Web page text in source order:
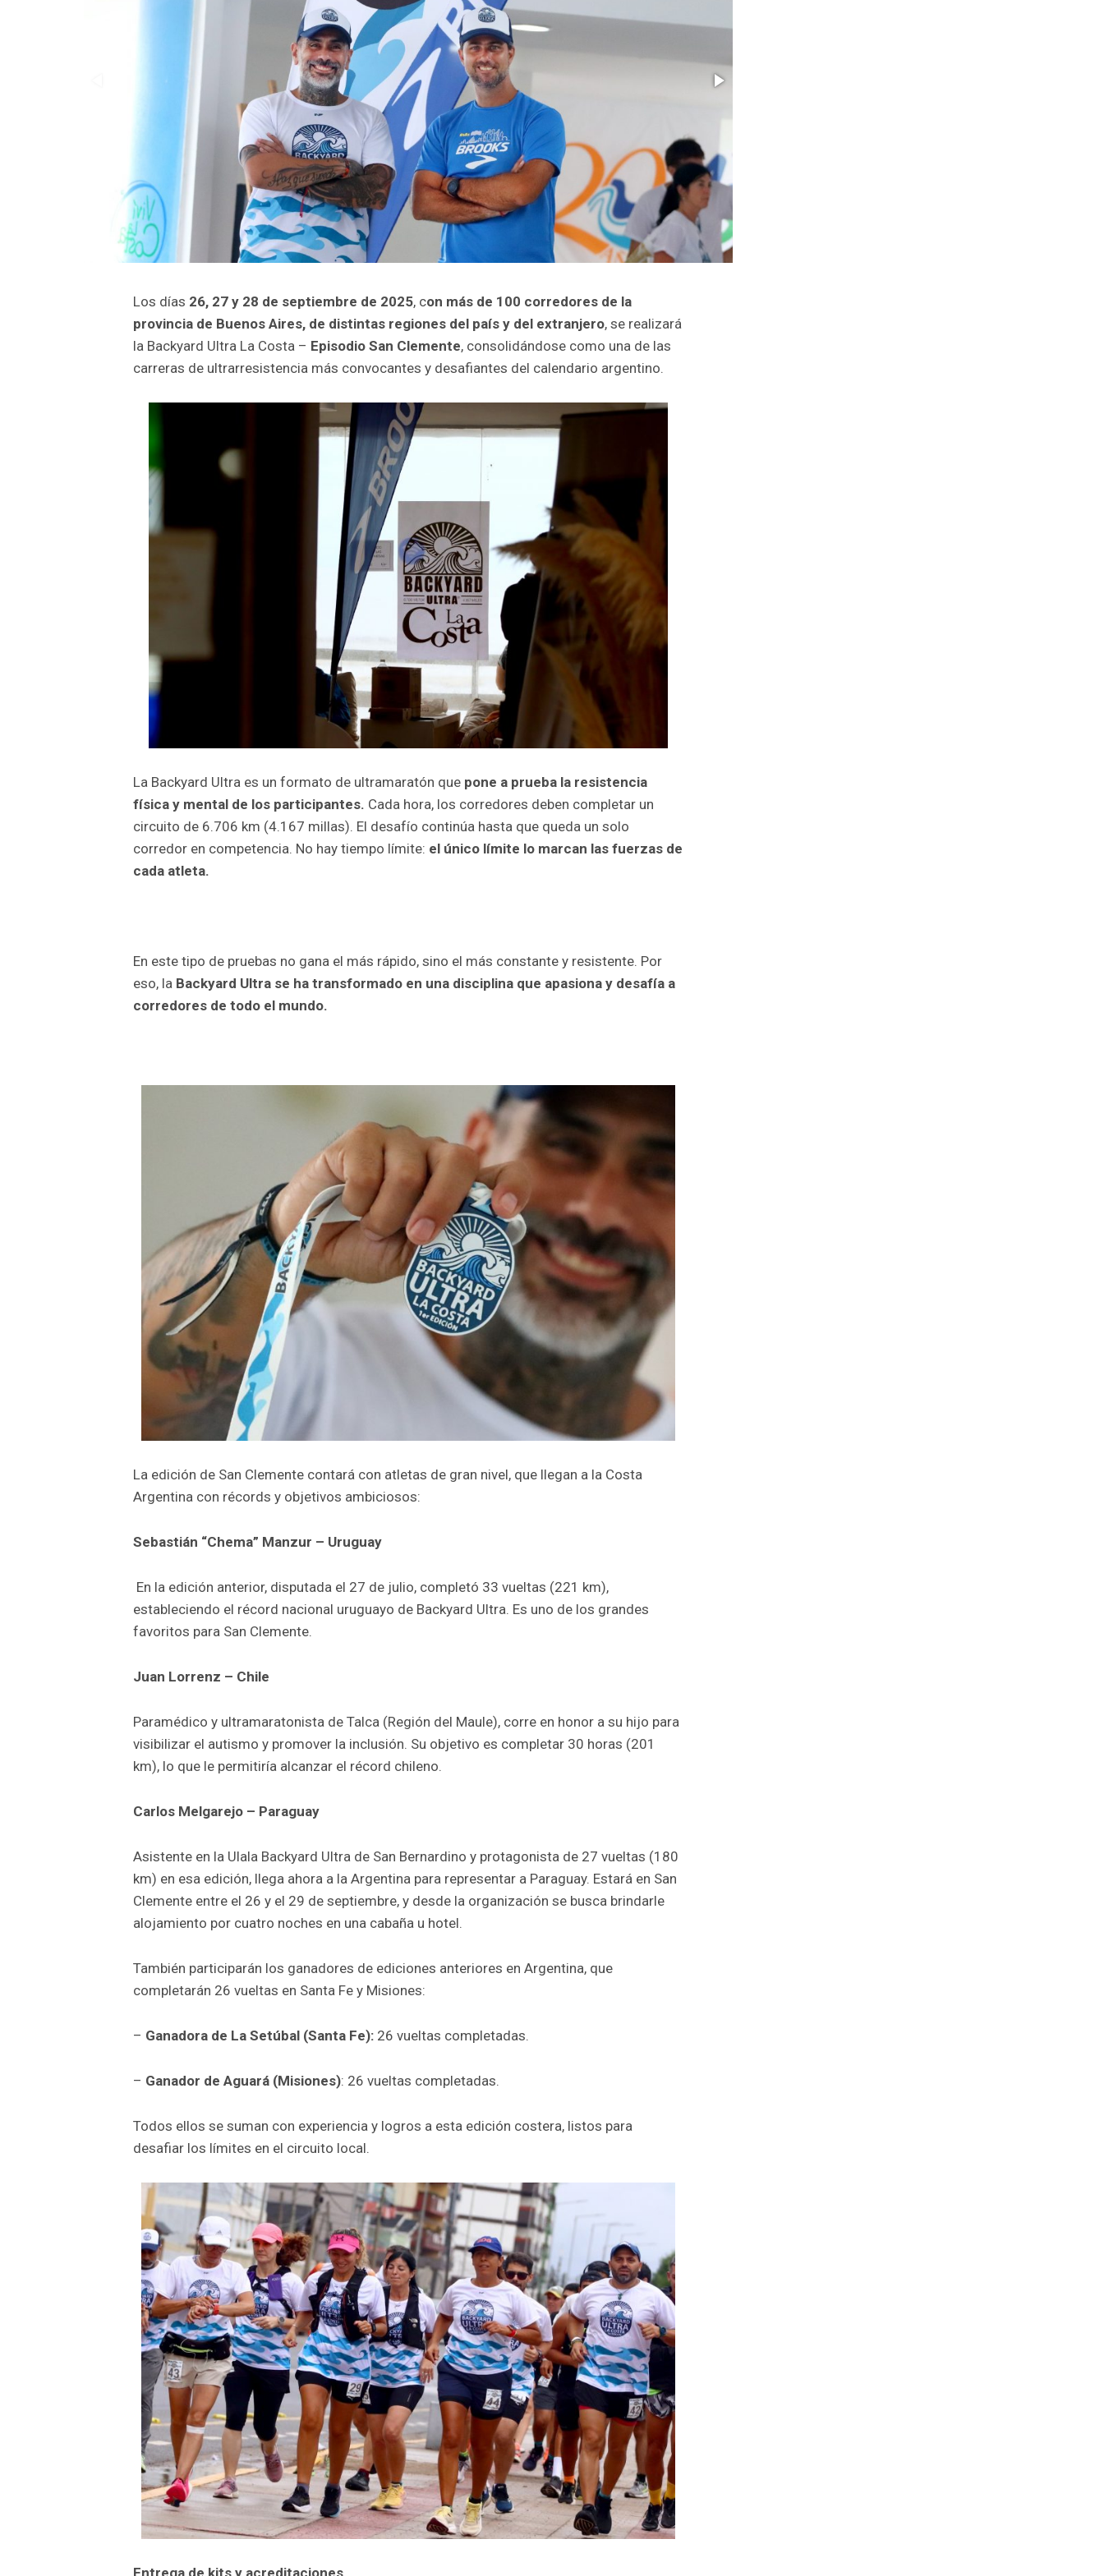
Los días 26, 27 y 28 de septiembre de 2025, con más de 100 corredores de la
provincia de Buenos Aires, de distintas regiones del país y del extranjero, se realizará
la Backyard Ultra La Costa – Episodio San Clemente, consolidándose como una de las
carreras de ultrarresistencia más convocantes y desafiantes del calendario argentino.
La Backyard Ultra es un formato de ultramaratón que pone a prueba la resistencia
física y mental de los participantes. Cada hora, los corredores deben completar un
circuito de 6.706 km (4.167 millas). El desafío continúa hasta que queda un solo
corredor en competencia. No hay tiempo límite: el único límite lo marcan las fuerzas de
cada atleta.
En este tipo de pruebas no gana el más rápido, sino el más constante y resistente. Por
eso, la Backyard Ultra se ha transformado en una disciplina que apasiona y desafía a
corredores de todo el mundo.
La edición de San Clemente contará con atletas de gran nivel, que llegan a la Costa
Argentina con récords y objetivos ambiciosos:
Sebastián “Chema” Manzur – Uruguay
En la edición anterior, disputada el 27 de julio, completó 33 vueltas (221 km),
estableciendo el récord nacional uruguayo de Backyard Ultra. Es uno de los grandes
favoritos para San Clemente.
Juan Lorrenz – Chile
Paramédico y ultramaratonista de Talca (Región del Maule), corre en honor a su hijo para
visibilizar el autismo y promover la inclusión. Su objetivo es completar 30 horas (201
km), lo que le permitiría alcanzar el récord chileno.
Carlos Melgarejo – Paraguay
Asistente en la Ulala Backyard Ultra de San Bernardino y protagonista de 27 vueltas (180
km) en esa edición, llega ahora a la Argentina para representar a Paraguay. Estará en San
Clemente entre el 26 y el 29 de septiembre, y desde la organización se busca brindarle
alojamiento por cuatro noches en una cabaña u hotel.
También participarán los ganadores de ediciones anteriores en Argentina, que
completarán 26 vueltas en Santa Fe y Misiones:
– Ganadora de La Setúbal (Santa Fe): 26 vueltas completadas.
– Ganador de Aguará (Misiones): 26 vueltas completadas.
Todos ellos se suman con experiencia y logros a esta edición costera, listos para
desafiar los límites en el circuito local.
Entrega de kits y acreditaciones